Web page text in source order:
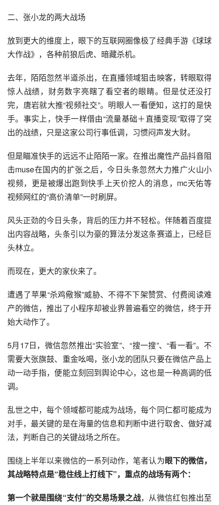
二、 张小龙的两大战场
放到更大的维度上，眼下的互联网圈像极了经典手游《球球
大作战》，各种前狼后虎、暗藏杀机。
去年，陌陌忽然半道杀出，在直播领域狙击映客，转眼取得
惊人战绩，财务数字亮瞎了看空者的眼睛。但是仗还没打
完， 唐岩就大推“视频社交”。明眼人一看便知，这打的是快
手。事实上，快手一样借由“流量基础＋直播变现”取得了突
出的战绩，只是这家公司行事低调，习惯闷声发大财。
但是瞄准快手的远远不止陌陌一家。在推出魔性产品抖音阻
击muse在国内的扩张之后，今日头条忽然大力推广火山小
视频，更是被爆出跑到快手上天价挖人的消息，mc天佑等
视频网红的“高价清单”一时刷屏。
风头正劲的今日头条，背后的压力并不轻松。伴随着百度提
出内容战略，头条引以为豪的算法分发这条赛道上，已经巨
头林立。
而现在，更大的家伙来了。
遭遇了苹果“杀鸡儆猴”威胁、不得不下架赞赏、 付费阅读难
产的微信，推出了小程序却被业界普遍看空的微信，终于开
始大动作了。
5月17日，微信忽然推出“实验室”、“搜一搜”、“看一看”。不
需要大张旗鼓、重金吆喝，张小龙的团队只要在微信产品上
动一动手指，便能立刻回到舆论中心，这也是一种高调的低
调。
乱世之中，每个领域都可能成为战场，每个同仁都可能成为
对手，最关键的是在海量的信息和判断中进行取舍、做好减
法，判断自己的关键战场之所在。
围绕上半年以来微信的一系列动作，笔者认为眼下的微信，
其战略特点是“稳住线上打线下”，重点的战场有两个：
第一个就是围绕“支付”的交易场景之战，从微信红包推出至